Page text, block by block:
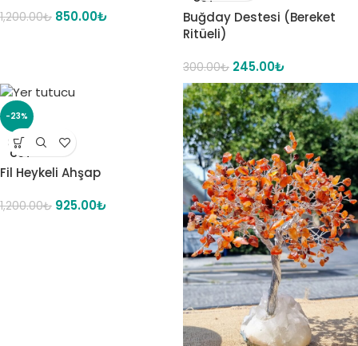
1,200.00₺ 850.00₺
Buğday Destesi (Bereket
Ritüeli)
300.00₺ 245.00₺
-23%
SOLD
OUT
Fil Heykeli Ahşap
1,200.00₺ 925.00₺